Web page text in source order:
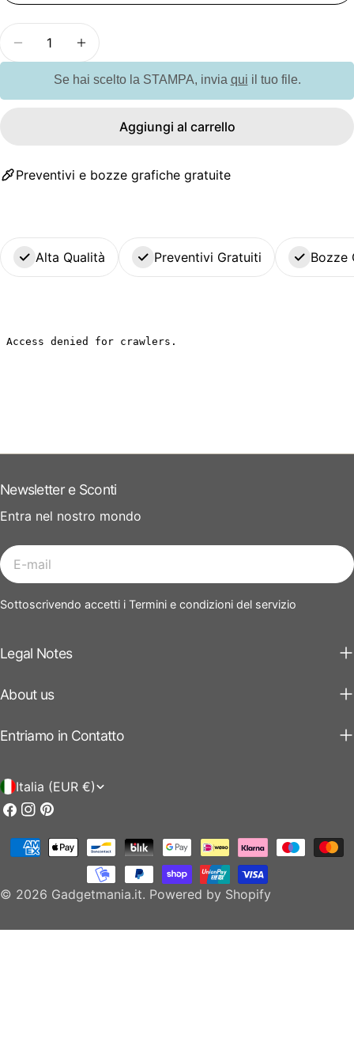
Diminuisci la quantità per GO6859 Tagliere in
Aumenta la quantità per GO6859
Se hai scelto la STAMPA, invia qui il tuo file.
Aggiungi al carrello
Preventivi e bozze grafiche gratuite
Alta Qualità Preventivi Gratuiti Bozze
Legal Notes
About us
Entriamo in Contatto
Newsletter e Sconti
Entra nel nostro mondo
E-
mail
Sottoscrivendo accetti i Termini e condizioni del servizio
P
a
e
Italia (EUR €)
Facebook
Instagram
Pinterest
© 2026 Gadgetmania.it. Powered by Shopify
Modalità
pagamento